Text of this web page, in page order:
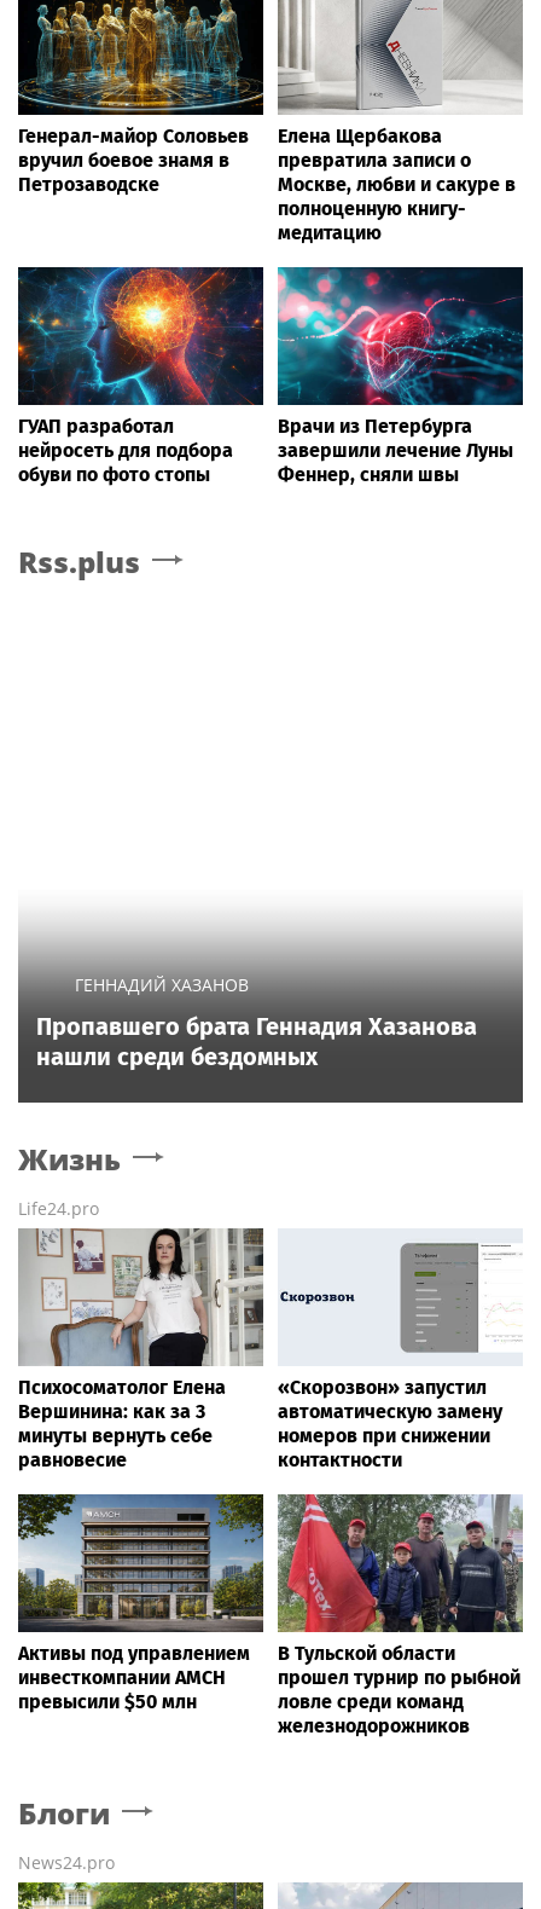
Генерал-майор Соловьев
вручил боевое знамя в
Петрозаводске
Елена Щербакова
превратила записи о
Москве, любви и сакуре в
полноценную книгу-
медитацию
ГУАП разработал
нейросеть для подбора
обуви по фото стопы
Врачи из Петербурга
завершили лечение Луны
Феннер, сняли швы
Rss.plus
ГЕННАДИЙ ХАЗАНОВ
Пропавшего брата Геннадия Хазанова
нашли среди бездомных
Жизнь
Life24.pro
Психосоматолог Елена
Вершинина: как за 3
минуты вернуть себе
равновесие
«Скорозвон» запустил
автоматическую замену
номеров при снижении
контактности
Активы под управлением
инвесткомпании AMCH
превысили $50 млн
В Тульской области
прошел турнир по рыбной
ловле среди команд
железнодорожников
Блоги
News24.pro